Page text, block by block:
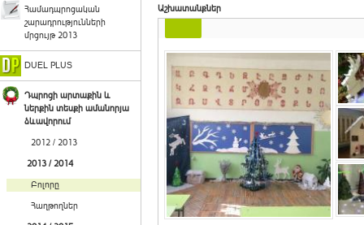
Համադպրոցական
շարադրությունների
մրցույթ 2013
DUEL PLUS
Դպրոցի արտաքին և
ներքին տեսքի ամանորյա
ձևավորում
2012 / 2013
2013 / 2014
Բոլորը
Հաղթողներ
Աշխատանքներ